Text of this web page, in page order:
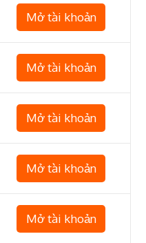
Mở tài khoản
Mở tài khoản
Mở tài khoản
Mở tài khoản
Mở tài khoản